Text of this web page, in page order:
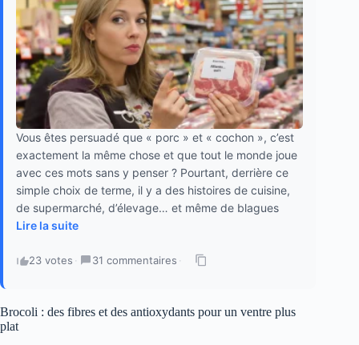
Vous êtes persuadé que « porc » et « cochon », c’est
exactement la même chose et que tout le monde joue
avec ces mots sans y penser ? Pourtant, derrière ce
simple choix de terme, il y a des histoires de cuisine,
de supermarché, d’élevage… et même de blagues
Lire la suite
23 votes · 31 commentaires ·
Brocoli : des fibres et des antioxydants pour un ventre plus
plat